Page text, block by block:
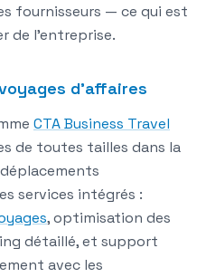
fournisseurs — ce qui est
de l'entreprise.
d'affaires
CTA Business Travel
de toutes tailles dans la
services intégrés :
, optimisation des
détaillé, et support
avec les